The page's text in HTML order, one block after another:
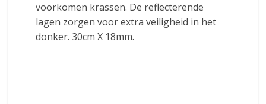
voorkomen krassen. De reflecterende
lagen zorgen voor extra veiligheid in het
donker. 30cm X 18mm.